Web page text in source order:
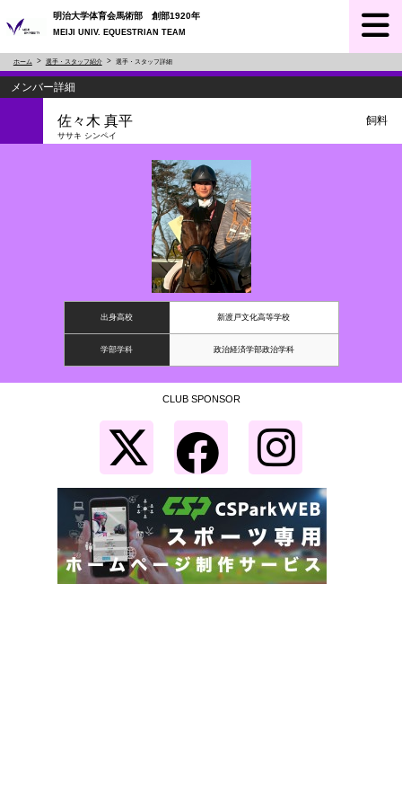
明治大学体育会馬術部 創部1920年
MEIJI UNIV. EQUESTRIAN TEAM
ホーム 選手・スタッフ紹介 選手・スタッフ詳細
メンバー詳細
佐々木 真平
ササキ シンペイ
飼料
出身高校 新渡戸文化高等学校
学部学科 政治経済学部政治学科
CLUB SPONSOR